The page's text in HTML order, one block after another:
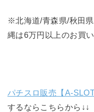
※北海道/青森県/秋田
縄は6万円以上のお買
パチスロ販売【A-SLOT
するならこちらから↓↓